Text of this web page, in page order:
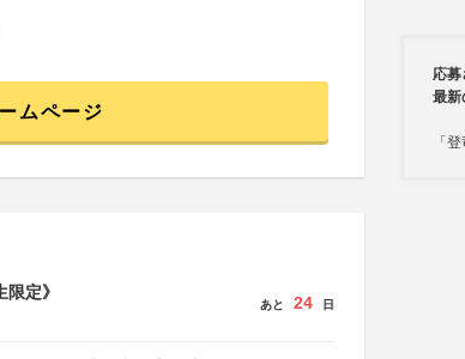
ムページ
定》
あと 24 日
応募
最新
「